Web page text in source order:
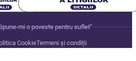
mi o poveste pentru suflet”
CookieTermeni și condiții